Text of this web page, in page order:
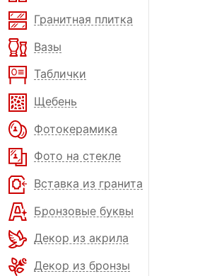
Гранитная плитка
Вазы
Таблички
Щебень
Фотокерамика
Фото на стекле
Вставка из гранита
Бронзовые буквы
Декор из акрила
Декор из бронзы